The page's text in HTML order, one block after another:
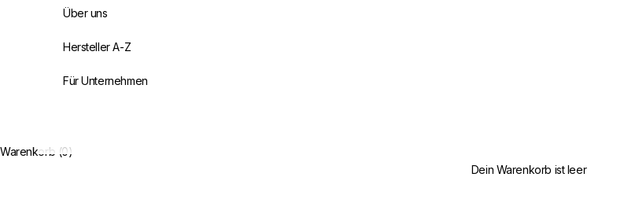
Über uns
Hersteller A-Z
Für Unternehmen
Warenkorb (0)
Dein Warenkorb ist leer